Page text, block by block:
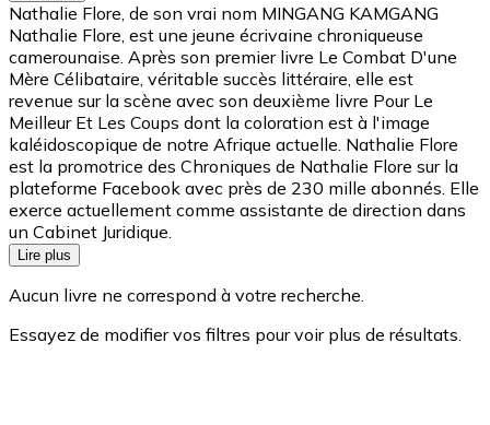
Nathalie Flore, de son vrai nom MINGANG KAMGANG
Nathalie Flore, est une jeune écrivaine chroniqueuse
camerounaise. Après son premier livre Le Combat D'une
Mère Célibataire, véritable succès littéraire, elle est
revenue sur la scène avec son deuxième livre Pour Le
Meilleur Et Les Coups dont la coloration est à l'image
kaléidoscopique de notre Afrique actuelle. Nathalie Flore
est la promotrice des Chroniques de Nathalie Flore sur la
plateforme Facebook avec près de 230 mille abonnés. Elle
exerce actuellement comme assistante de direction dans
un Cabinet Juridique.
Lire plus
Aucun livre ne correspond à votre recherche.
Essayez de modifier vos filtres pour voir plus de résultats.